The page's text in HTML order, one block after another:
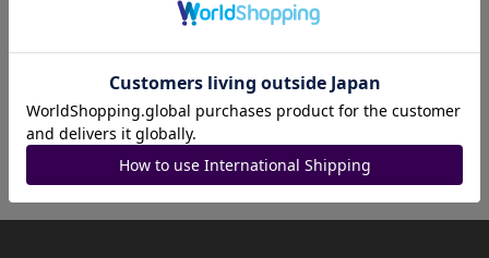
リザードン ピカチュウ
ミュウ ゲンガー ニンフィア